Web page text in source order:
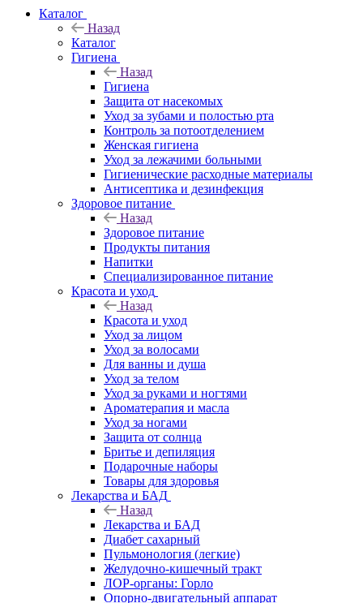
Каталог
Назад
Каталог
Гигиена
Назад
Гигиена
Защита от насекомых
Уход за зубами и полостью рта
Контроль за потоотделением
Женская гигиена
Уход за лежачими больными
Гигиенические расходные материалы
Антисептика и дезинфекция
Здоровое питание
Назад
Здоровое питание
Продукты питания
Напитки
Специализированное питание
Красота и уход
Назад
Красота и уход
Уход за лицом
Уход за волосами
Для ванны и душа
Уход за телом
Уход за руками и ногтями
Ароматерапия и масла
Уход за ногами
Защита от солнца
Бритье и депиляция
Подарочные наборы
Товары для здоровья
Лекарства и БАД
Назад
Лекарства и БАД
Диабет сахарный
Пульмонология (легкие)
Желудочно-кишечный тракт
ЛОР-органы: Горло
Опорно-двигательный аппарат